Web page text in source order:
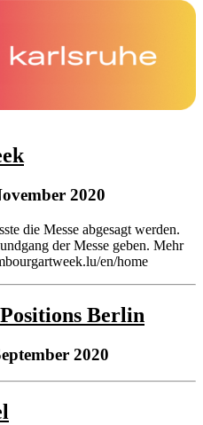
2020
die Messe abgesagt werden.
der Messe geben. Mehr
en/home
Berlin
2020